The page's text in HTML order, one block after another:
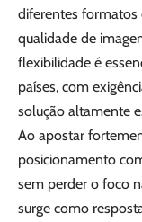
diferentes formatos
qualidade de
flexibilidade é
países, com
solução altamente
Ao apostar
posicionamento
sem perder o foco
surge como